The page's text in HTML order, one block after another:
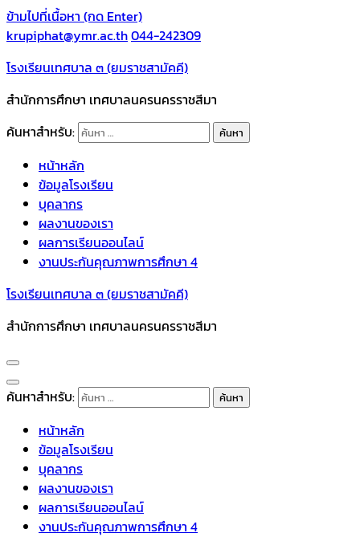
ข้ามไปที่เนื้อหา (กด Enter)
krupiphat@ymr.ac.th044-242309
โรงเรียนเทศบาล ๓ (ยมราชสามัคคี)
สำนักการศึกษา เทศบาลนครนครราชสีมา
ค้นหาสำหรับ:
หน้าหลัก
ข้อมูลโรงเรียน
บุคลากร
ผลงานของเรา
ผลการเรียนออนไลน์
งานประกันคุณภาพการศึกษา 4
โรงเรียนเทศบาล ๓ (ยมราชสามัคคี)
สำนักการศึกษา เทศบาลนครนครราชสีมา
ค้นหาสำหรับ:
หน้าหลัก
ข้อมูลโรงเรียน
บุคลากร
ผลงานของเรา
ผลการเรียนออนไลน์
งานประกันคุณภาพการศึกษา 4